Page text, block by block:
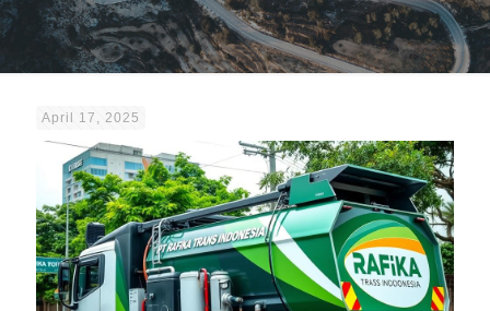
April 17, 2025